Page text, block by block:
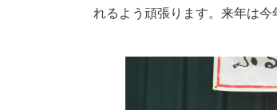
れるよう頑張ります。来年は今